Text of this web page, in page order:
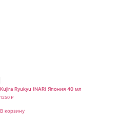
Kujira Ryukyu INARI Япония 40 мл
1250 ₽
В корзину